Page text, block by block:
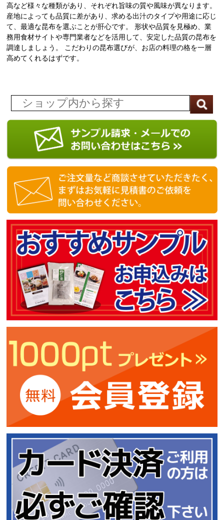
高など様々な種類があり、それぞれ旨味の質や風味が異なります。
産地によっても品質に差があり、求める出汁のタイプや用途に応じ
て、最適な昆布を選ぶことが肝心です。 形状や品質を見極め、業
務用食材サイトや専門業者などを活用して、安定した品質の昆布を
調達しましょう。 こだわりの昆布選びが、お店の料理の格を一層
高めてくれるはずです。